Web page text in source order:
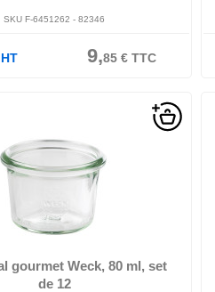
SKU F-6451262 - 82346
9,85€TTC
gourmet Weck, 80 ml, set
de 12
mm, hauteur: 55 mm, sans couvercle,
12 bocaux, (82370), ,